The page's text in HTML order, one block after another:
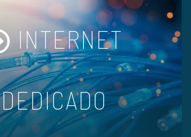
INTERNET
DEDICADO